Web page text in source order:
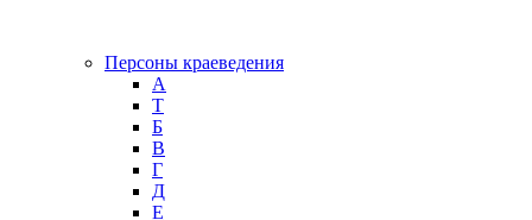
Персоны краеведения
А
T
Б
В
Г
Д
Е